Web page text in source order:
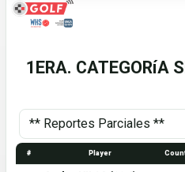
1ERA. CATEGORíA
# Player